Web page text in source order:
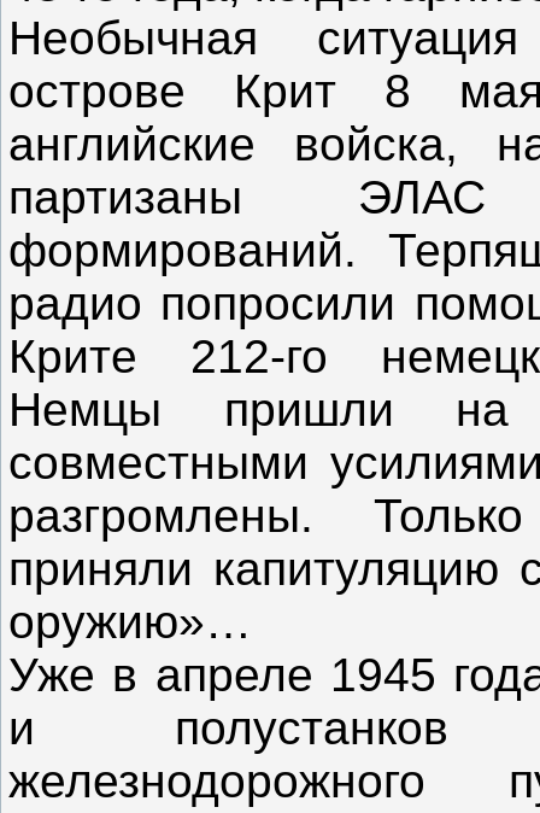
Необычная
острове Крит 8
английские войска,
партизаны ЭЛАС
формирований.
радио попросили
Крите 212-го
Немцы пришли на
совместными
разгромлены.
приняли капитуляцию
оружию»…
Уже в апреле 1945
и полустанков